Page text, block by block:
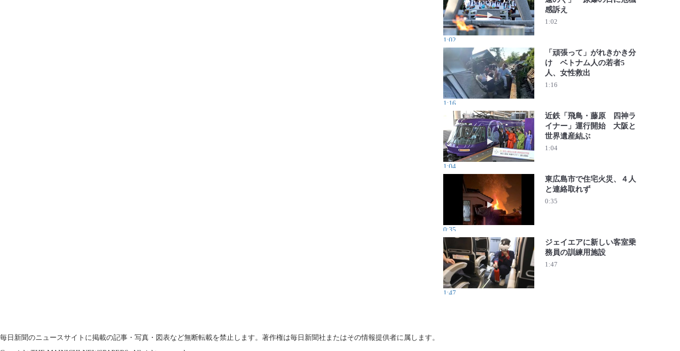
動画を再生 広島市長「核兵器ない世界遠のく」 原爆の日
1:02
感訴え
1:02
動画を再生 「頑張って」がれきかき分け ベトナム人の若
1:16
「頑張って」がれきかき分
け ベトナム人の若者5
人、女性救出
1:16
動画を再生 近鉄「飛鳥・藤原 四神ライナー」運行開始
1:04
近鉄「飛鳥・藤原 四神ラ
イナー」運行開始 大阪と
世界遺産結ぶ
1:04
動画を再生 東広島市で住宅火災、４人と連絡取れず
0:35
東広島市で住宅火災、４人
と連絡取れず
0:35
動画を再生 ジェイエアに新しい客室乗務員の訓練用施設
1:47
ジェイエアに新しい客室乗
務員の訓練用施設
1:47
毎日新聞のニュースサイトに掲載の記事・写真・図表など無断転載を禁止します。著作権は毎日新聞社またはその情報提供者に属します。